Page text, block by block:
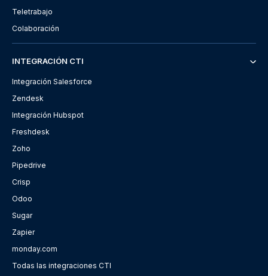
Teletrabajo
Colaboración
INTEGRACIÓN CTI
Integración Salesforce
Zendesk
Integración Hubspot
Freshdesk
Zoho
Pipedrive
Crisp
Odoo
Sugar
Zapier
monday.com
Todas las integraciones CTI